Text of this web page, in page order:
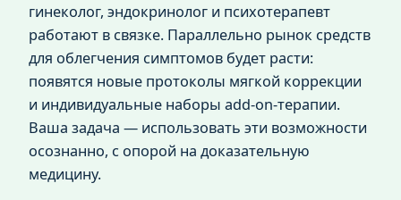
гинеколог, эндокринолог и психотерапевт
работают в связке. Параллельно рынок средств
для облегчения симптомов будет расти:
появятся новые протоколы мягкой коррекции
и индивидуальные наборы add‑on‑терапии.
Ваша задача — использовать эти возможности
осознанно, с опорой на доказательную
медицину.